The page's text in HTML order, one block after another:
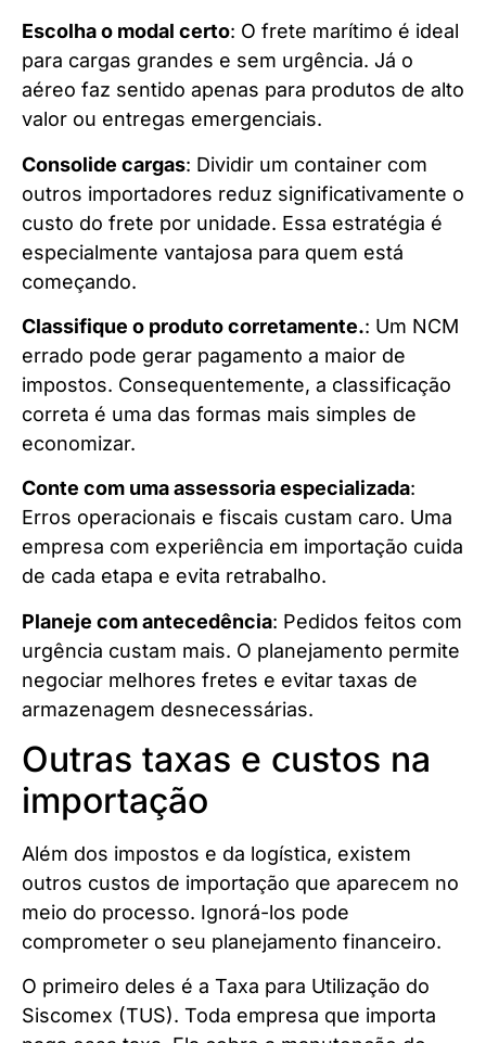
Escolha o modal certo: O frete marítimo é ideal
para cargas grandes e sem urgência. Já o
aéreo faz sentido apenas para produtos de alto
valor ou entregas emergenciais.
Consolide cargas: Dividir um container com
outros importadores reduz significativamente o
custo do frete por unidade. Essa estratégia é
especialmente vantajosa para quem está
começando.
Classifique o produto corretamente.: Um NCM
errado pode gerar pagamento a maior de
impostos. Consequentemente, a classificação
correta é uma das formas mais simples de
economizar.
Conte com uma assessoria especializada:
Erros operacionais e fiscais custam caro. Uma
empresa com experiência em importação cuida
de cada etapa e evita retrabalho.
Planeje com antecedência: Pedidos feitos com
urgência custam mais. O planejamento permite
negociar melhores fretes e evitar taxas de
armazenagem desnecessárias.
Outras taxas e custos na
importação
Além dos impostos e da logística, existem
outros custos de importação que aparecem no
meio do processo. Ignorá-los pode
comprometer o seu planejamento financeiro.
O primeiro deles é a Taxa para Utilização do
Siscomex (TUS). Toda empresa que importa